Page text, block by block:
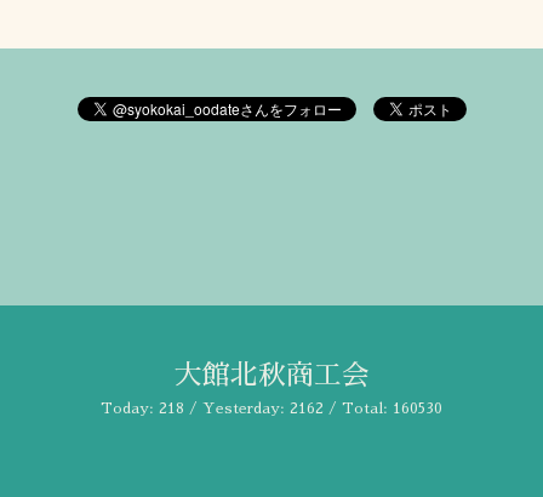
大館北秋商工会
Today: 218 / Yesterday: 2162 / Total: 160530